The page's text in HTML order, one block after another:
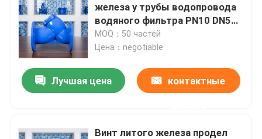
железа y трубы водопровода
водяного фильтра PN10 DN50
промышленная
MOQ：50 частей
Цена：negotiable
Лучшая цена контактные
Винт литого железа продел